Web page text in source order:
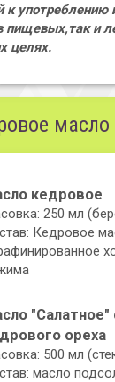
к употреблению
пищевых,так и
целях.
масло
кедровое
250 мл
Кедровое
"Салатное"
ореха
500 мл
масло